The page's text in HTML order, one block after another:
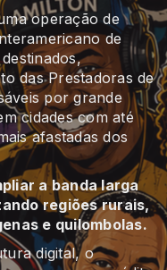
operação de
de
das Prestadoras de
por grande
cidades com até
afastadas dos
a banda larga
regiões rurais,
e quilombolas.
digital, o